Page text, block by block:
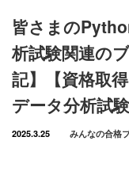
皆さまの
析試験関連の
記】【資格取
データ分析試
2025.3.25 みんなの合格